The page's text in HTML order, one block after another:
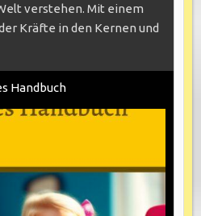
verstehen. Mit einem
Kräfte in den Kernen und
Handbuch